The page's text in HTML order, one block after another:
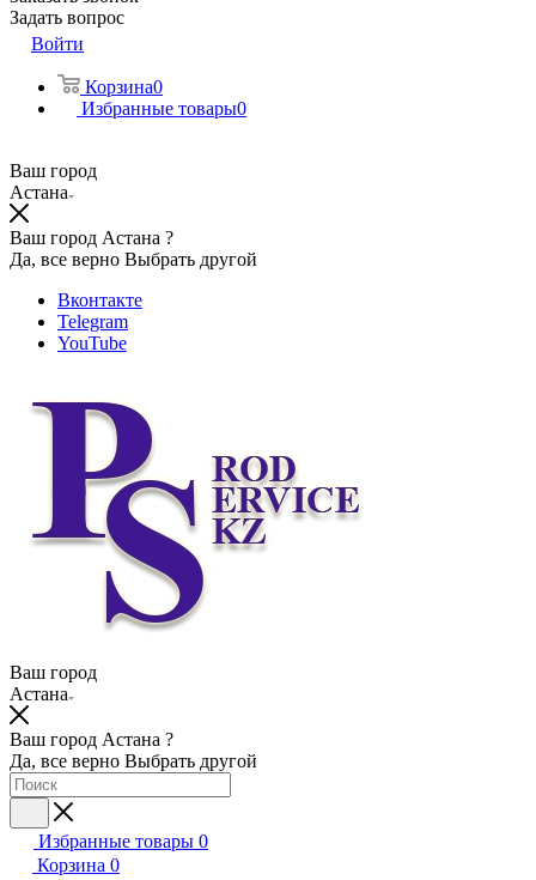
Задать вопрос
Войти
Корзина0
Избранные товары0
Ваш город
Астана
Ваш город Астана ?
Да, все верно Выбрать другой
Вконтакте
Telegram
YouTube
Ваш город
Астана
Ваш город Астана ?
Да, все верно Выбрать другой
Избранные товары 0
Корзина 0